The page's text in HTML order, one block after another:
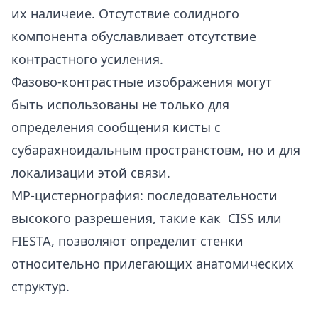
их наличеие. Отсутствие солидного
компонента обуславливает отсутствие
контрастного усиления.
Фазово-контрастные изображения могут
быть использованы не только для
определения сообщения кисты с
субарахноидальным пространстовм, но и для
локализации этой связи.
МР-цистернография: последовательности
высокого разрешения, такие как CISS или
FIESTA, позволяют определит стенки
относительно прилегающих анатомических
структур.